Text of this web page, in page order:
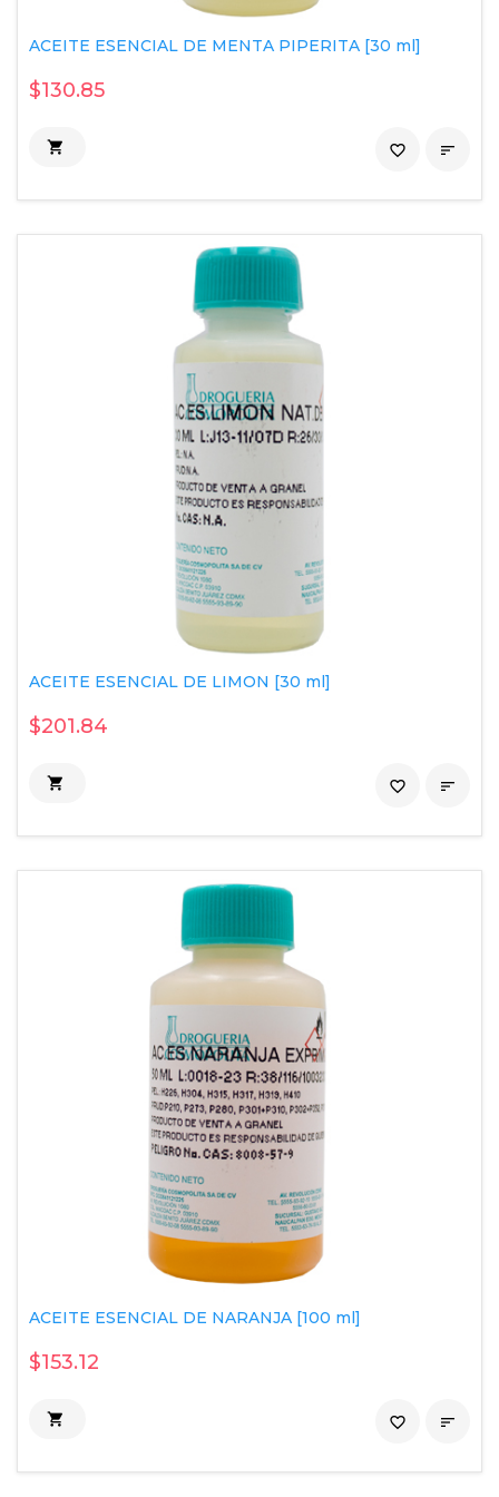
ACEITE ESENCIAL DE MENTA PIPERITA [30 ml]
$130.85
 
favorite_border
ACEITE ESENCIAL DE LIMON [30 ml]
$201.84
 
favorite_border
ACEITE ESENCIAL DE NARANJA [100 ml]
$153.12
 
favorite_border